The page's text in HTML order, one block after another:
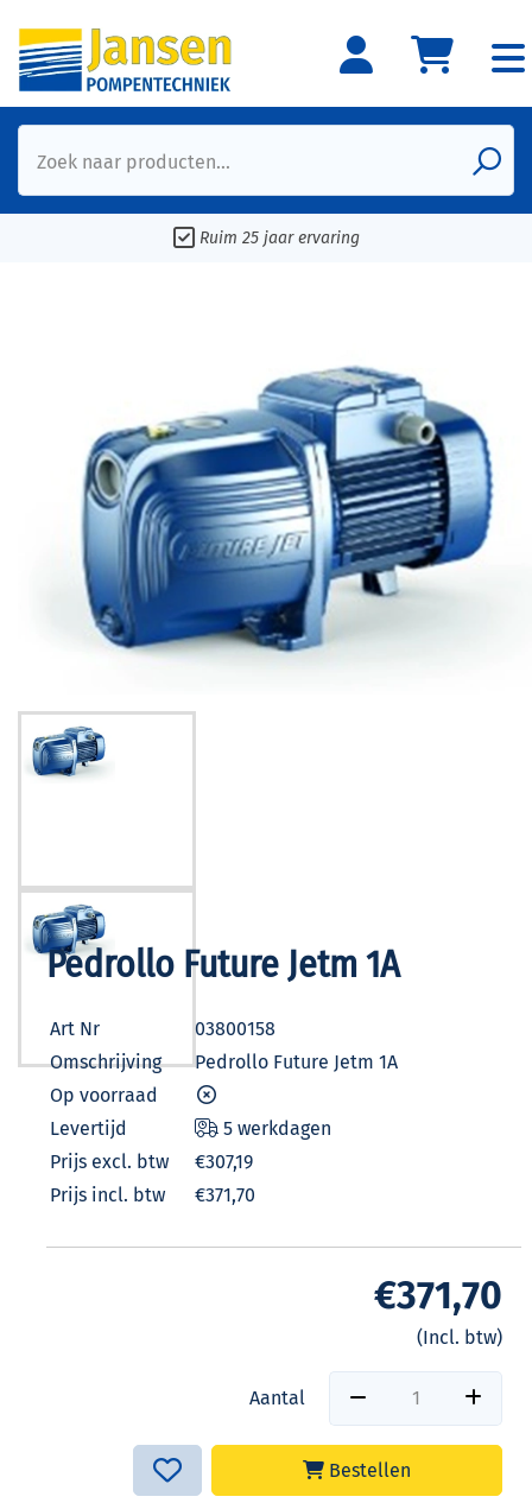
Zoek naar producten...
Ruim 25 jaar ervaring
Pedrollo Future Jetm 1A
Art Nr
03800158
Omschrijving
Pedrollo Future Jetm 1A
Op voorraad
Levertijd
5 werkdagen
Prijs excl. btw
€307,19
Prijs incl. btw
€371,70
€371,70
(Incl. btw)
Aantal
Bestellen